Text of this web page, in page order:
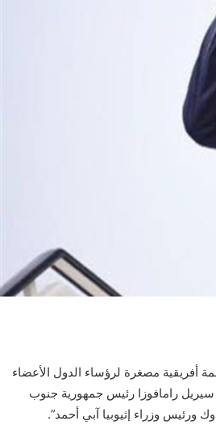
أفريقية مصغرة لرؤساء الدول الأعضاء
سيريل رامافوزا رئيس جمهورية جنوب
ورئيس وزراء إثيوبيا آبي أحمد”.